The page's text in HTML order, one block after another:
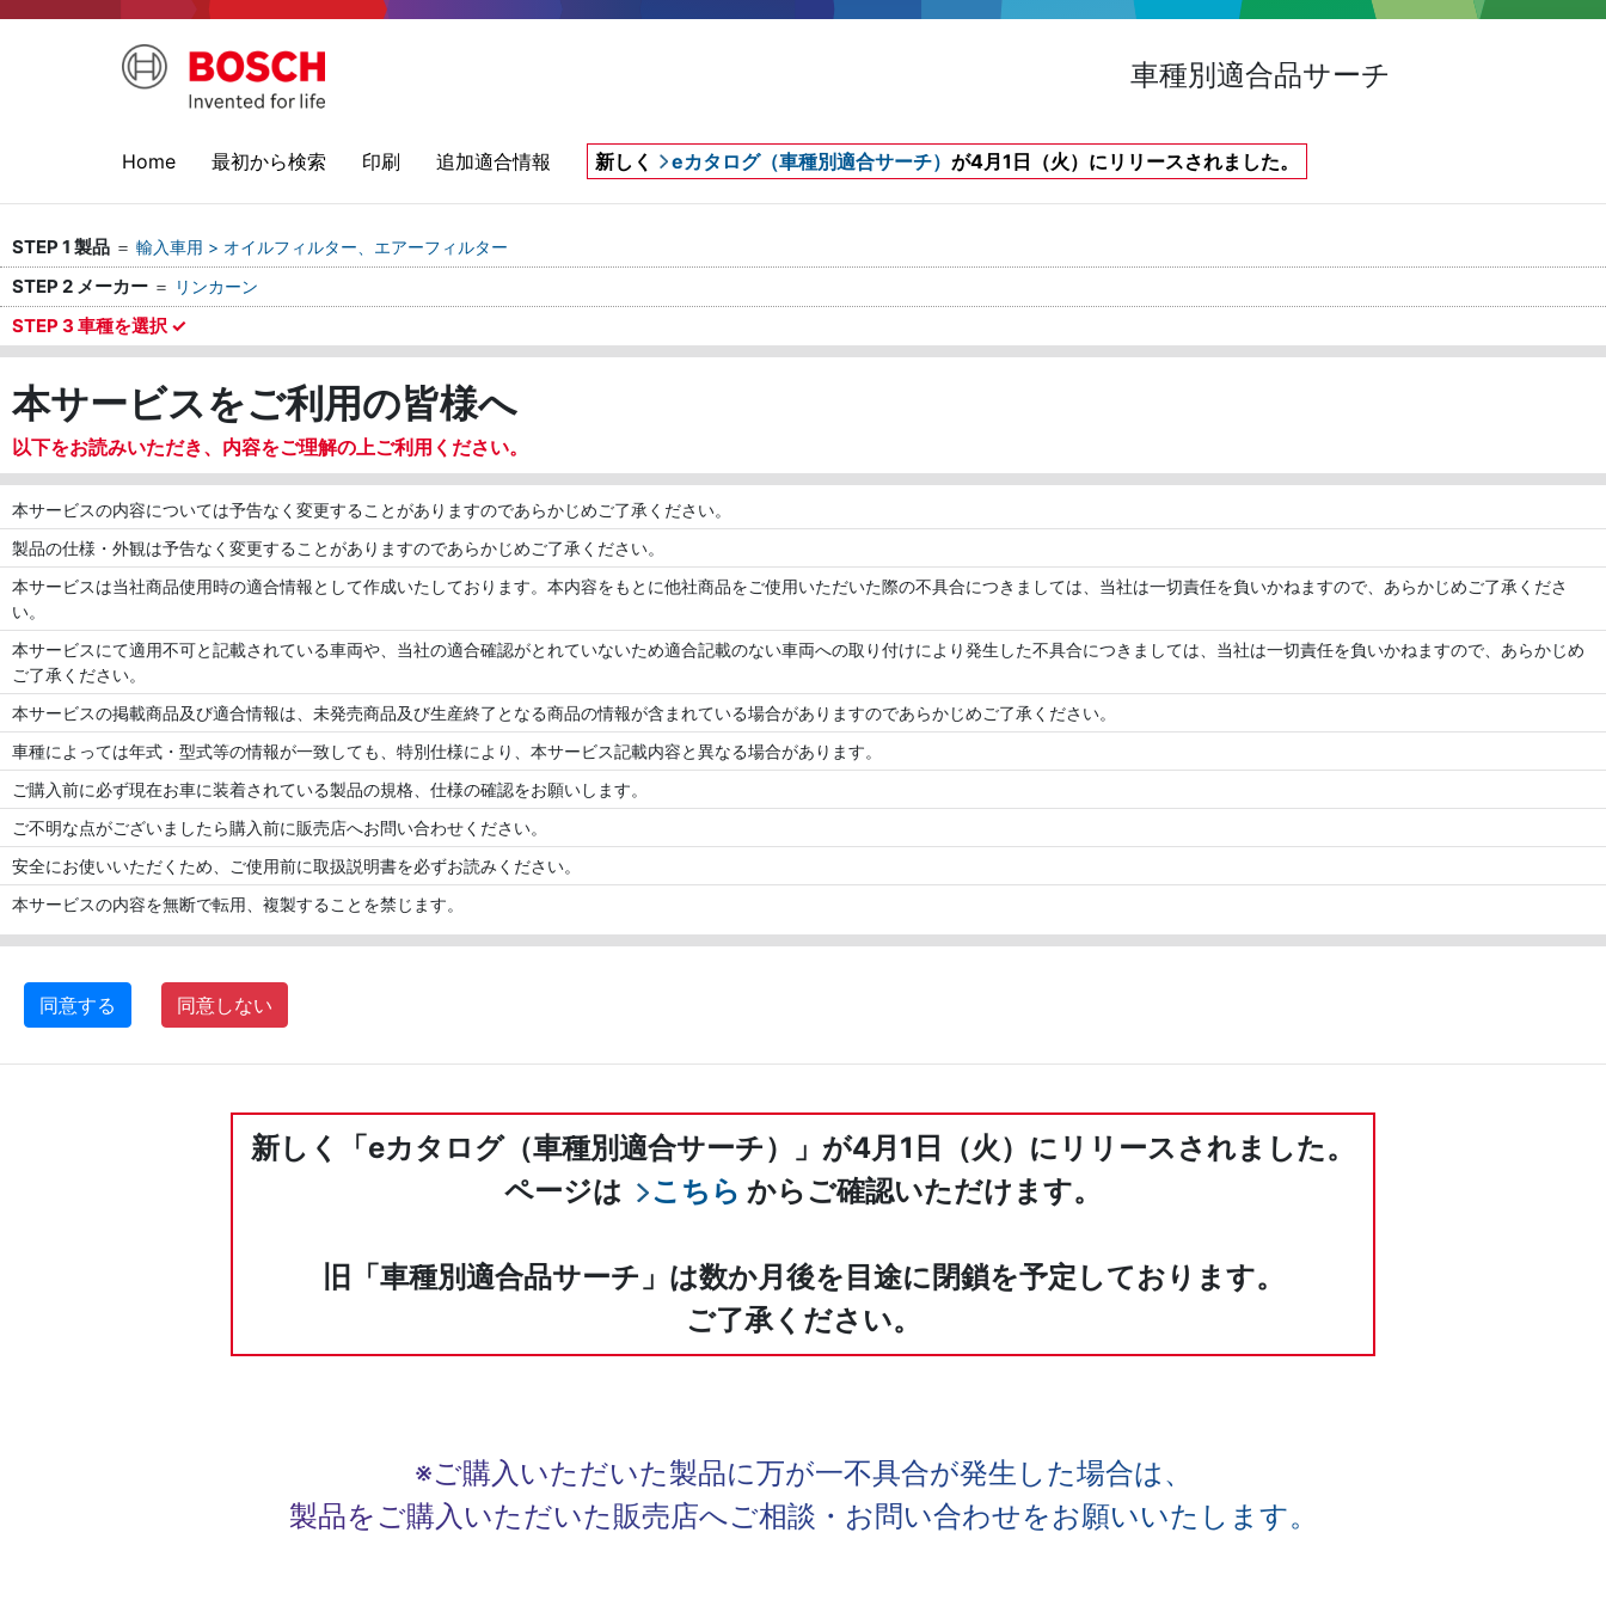
車種別適合品サーチ
Home 最初から検索 印刷 追加適合情報 新しく eカタログ（車種別適合サーチ） が4月1日（火）にリリースされました。
STEP 1 製品 ＝ 輸入車用 > オイルフィルター、エアーフィルター
STEP 2 メーカー ＝ リンカーン
STEP 3 車種を選択 ✓
本サービスをご利用の皆様へ
以下をお読みいただき、内容をご理解の上ご利用ください。
本サービスの内容については予告なく変更することがありますのであらかじめご了承ください。
製品の仕様・外観は予告なく変更することがありますのであらかじめご了承ください。
本サービスは当社商品使用時の適合情報として作成いたしております。本内容をもとに他社商品をご使用いただいた際の不具合につきましては、当社は一切責任を負いかねますので、あらかじめご了承くださ
い。
本サービスにて適用不可と記載されている車両や、当社の適合確認がとれていないため適合記載のない車両への取り付けにより発生した不具合につきましては、当社は一切責任を負いかねますので、あらかじめ
ご了承ください。
本サービスの掲載商品及び適合情報は、未発売商品及び生産終了となる商品の情報が含まれている場合がありますのであらかじめご了承ください。
車種によっては年式・型式等の情報が一致しても、特別仕様により、本サービス記載内容と異なる場合があります。
ご購入前に必ず現在お車に装着されている製品の規格、仕様の確認をお願いします。
ご不明な点がございましたら購入前に販売店へお問い合わせください。
安全にお使いいただくため、ご使用前に取扱説明書を必ずお読みください。
本サービスの内容を無断で転用、複製することを禁じます。
同意する 同意しない
新しく「eカタログ（車種別適合サーチ）」が4月1日（火）にリリースされました。
ページは
こちら からご確認いただけます。
旧「車種別適合品サーチ」は数か月後を目途に閉鎖を予定しております。
ご了承ください。
※ご購入いただいた製品に万が一不具合が発生した場合は、
製品をご購入いただいた販売店へご相談・お問い合わせをお願いいたします。